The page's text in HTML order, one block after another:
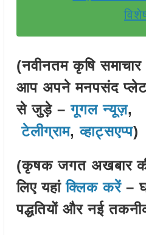
(नवीनतम कृषि
आप अपने मनपसंद
से जुड़े – गूगल न्यूज़,
टेलीग्राम,व्हाट्सएप्प)
(कृषक जगत अखबार
लिए यहांक्लिक करें–
पद्धतियों और नई